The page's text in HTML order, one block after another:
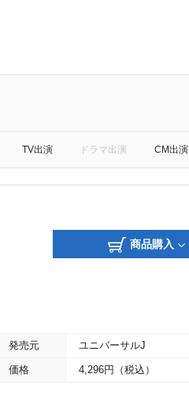
TV出演 ドラマ出演 CM出演
商品購入
発売元 ユニバーサルJ
価格 4,296円（税込）